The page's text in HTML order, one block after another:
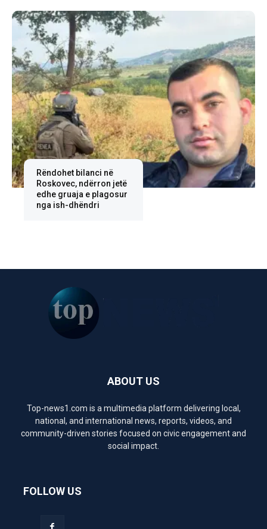
Rëndohet bilanci në
Roskovec, ndërron jetë
edhe gruaja e plagosur
nga ish-dhëndri
ABOUT US
Top-news1.com is a multimedia platform delivering local,
national, and international news, reports, videos, and
community-driven stories focused on civic engagement and
social impact.
FOLLOW US